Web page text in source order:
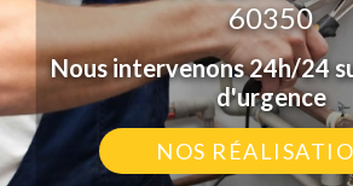
60350
Nous intervenons 24h/24
d'urgence
NOS